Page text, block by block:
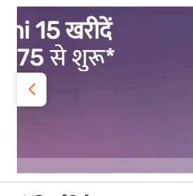
vivo V70 FE खरीदें
EMI ₹1,583 से